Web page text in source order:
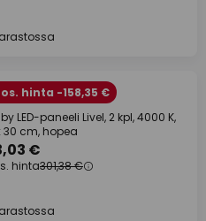
hinta -158,35 €
LED-paneeli Livel, 2 kpl, 4000 K,
30 cm, hopea
€
hinta301,38 €